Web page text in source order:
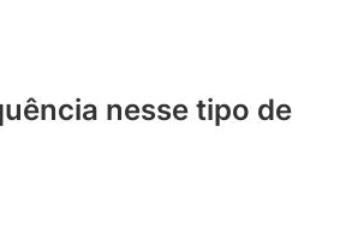
nesse tipo de